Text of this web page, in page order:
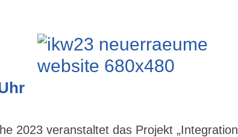
2023 veranstaltet das Projekt „Integration